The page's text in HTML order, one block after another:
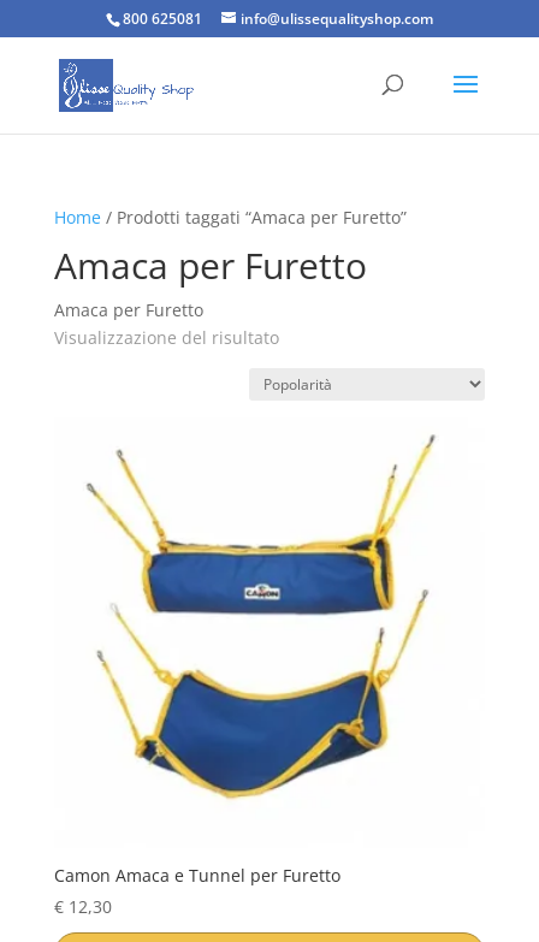
800 625081 info@ulissequalityshop.com
Home/ Prodotti taggati “Amaca per Furetto”
Amaca per Furetto
Amaca per Furetto
Visualizzazione del risultato
Camon Amaca e Tunnel per Furetto
€12,30